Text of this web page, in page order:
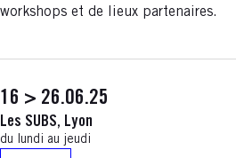
workshops et de lieux partenaires.
16 > 26.06.25
Les SUBS, Lyon
du lundi au jeudi